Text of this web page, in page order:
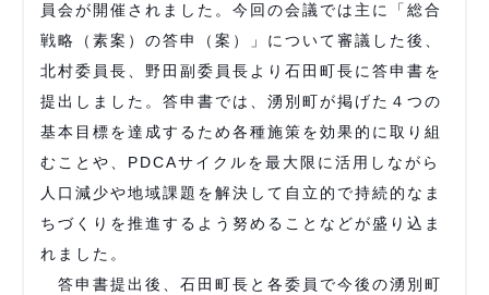
員会が開催されました。今回の会議では主に「総合
戦略（素案）の答申（案）」について審議した後、
北村委員長、野田副委員長より石田町長に答申書を
提出しました。答申書では、湧別町が掲げた４つの
基本目標を達成するため各種施策を効果的に取り組
むことや、PDCAサイクルを最大限に活用しながら
人口減少や地域課題を解決して自立的で持続的なま
ちづくりを推進するよう努めることなどが盛り込ま
れました。
答申書提出後、石田町長と各委員で今後の湧別町